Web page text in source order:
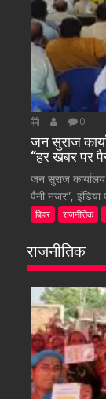
0
जन सुराज
“हर खबर पर
जन सुराज
पैनी नजर”, इंडिया
बिहार राजनीतिक
राजनीतिक